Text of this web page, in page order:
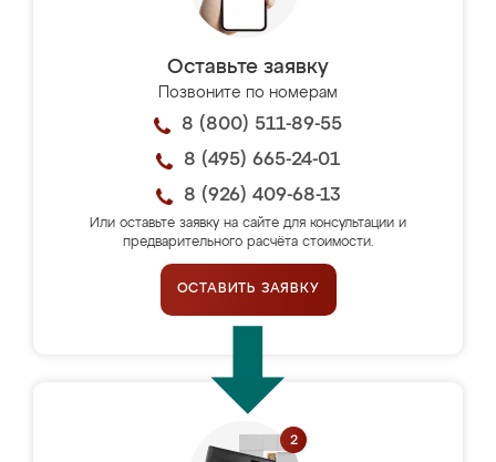
Оставьте заявку
Позвоните по номерам
8 (800) 511-89-55
8 (495) 665-24-01
8 (926) 409-68-13
Или оставьте заявку на сайте для консультации и
предварительного расчёта стоимости.
ОСТАВИТЬ ЗАЯВКУ